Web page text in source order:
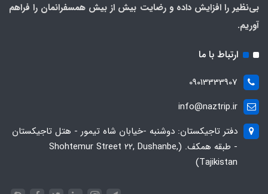
بی‌نظیر را افزایش داده و رضایت بیش از بیش همسفرانمان را فراهم
آوریم.
ارتباط با ما
09013333907
info@naztrip.ir
دفتر تاجیکستان: دوشنبه -خیابان شاه تیمور - هتل تاجیکستان
- طبقه همکف. (Shohtemur Street 22, Dushanbe,
Tajikistan)